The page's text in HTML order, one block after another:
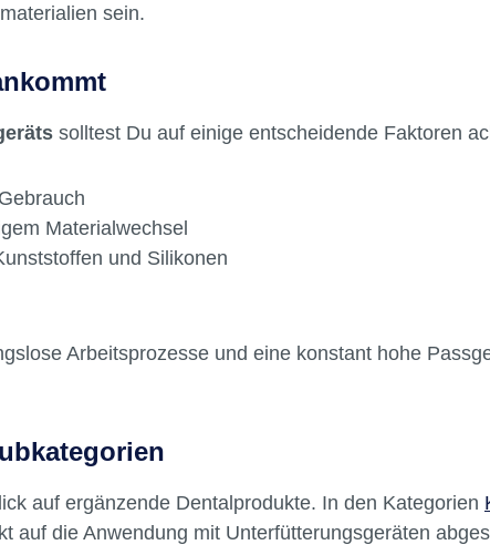
sein.
solltest Du auf einige entscheidende Faktoren
Materialwechsel
und Silikonen
Arbeitsprozesse und eine konstant hohe
auf ergänzende Dentalprodukte. In den Kategorien
auf die Anwendung mit Unterfütterungsgeräten